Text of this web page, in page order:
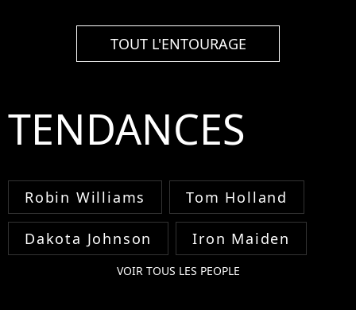
TOUT L'ENTOURAGE
TENDANCES
Robin Williams Tom Holland
Dakota Johnson Iron Maiden
VOIR TOUS LES PEOPLE